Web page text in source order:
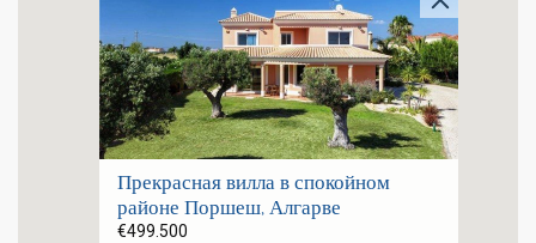
Прекрасная вилла в спокойном
районе Поршеш, Алгарве
€499.500